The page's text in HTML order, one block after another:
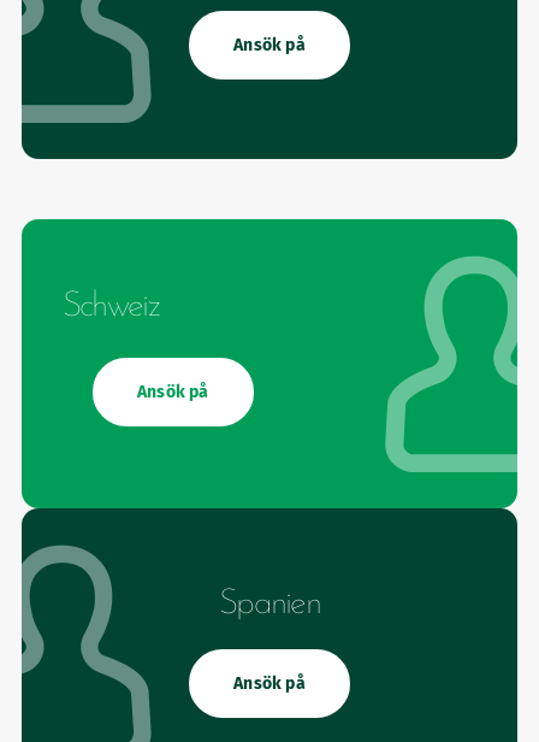
Ansök på
Schweiz
Ansök på
Spanien
Ansök på